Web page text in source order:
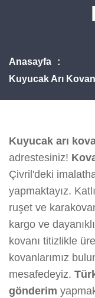
Anasayfa
Kuyucak Arı
Kuyucak arı
adrestesiniz!
Çivril'deki
yapmaktayız.
ruşet ve
kargo ve
kovanı titizlikle
kovanlarımız
mesafedeyiz.
gönderim